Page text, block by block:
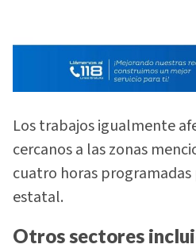
Los trabajos igualmente
cercanos a las zonas
cuatro horas
estatal.
Otros sectores